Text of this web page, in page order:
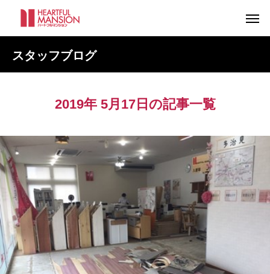
スタッフブログ
2019年 5月17日の記事一覧